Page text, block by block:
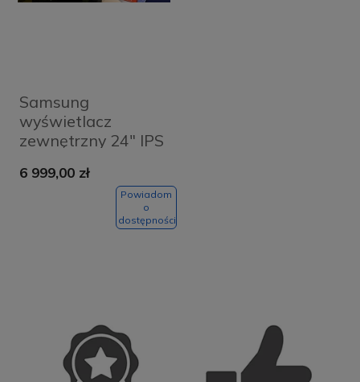
Samsung
wyświetlacz
zewnętrzny 24" IPS
Full HD Czarny
6 999,00 zł
Powiadom
o
dostępności